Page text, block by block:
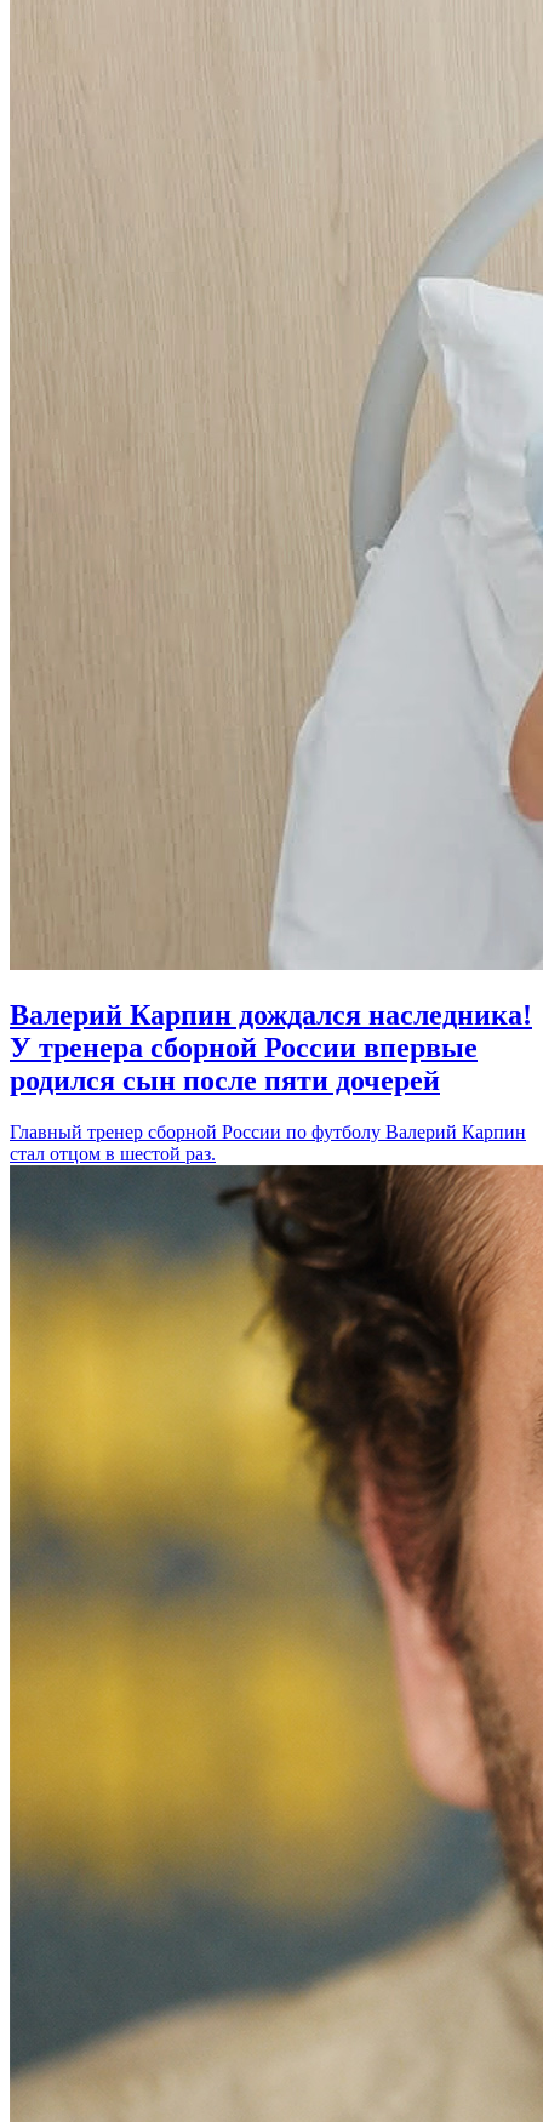
Валерий Карпин дождался наследника!
У тренера сборной России впервые
родился сын после пяти дочерей
Главный тренер сборной России по футболу Валерий Карпин
стал отцом в шестой раз.